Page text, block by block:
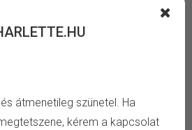
átmenetileg szünetel. Ha
kérem a kapcsolat